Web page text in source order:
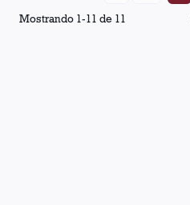
Mostrando 1-11 de 11